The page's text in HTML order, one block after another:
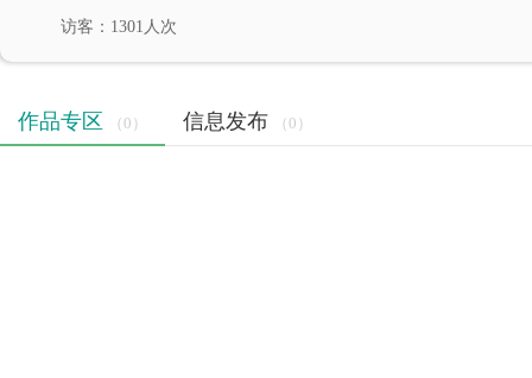
访客：1301人次
作品专区 （0） 信息发布 （0）